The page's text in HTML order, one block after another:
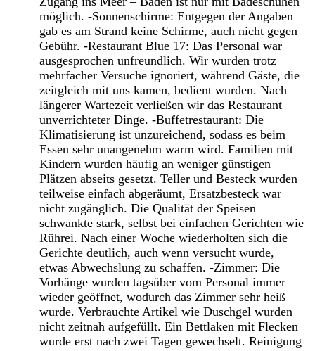
möglich. -Sonnenschirme: Entgegen der Angaben
gab es am Strand keine Schirme, auch nicht gegen
Gebühr. -Restaurant Blue 17: Das Personal war
ausgesprochen unfreundlich. Wir wurden trotz
mehrfacher Versuche ignoriert, während Gäste, die
zeitgleich mit uns kamen, bedient wurden. Nach
längerer Wartezeit verließen wir das Restaurant
unverrichteter Dinge. -Buffetrestaurant: Die
Klimatisierung ist unzureichend, sodass es beim
Essen sehr unangenehm warm wird. Familien mit
Kindern wurden häufig an weniger günstigen
Plätzen abseits gesetzt. Teller und Besteck wurden
teilweise einfach abgeräumt, Ersatzbesteck war
nicht zugänglich. Die Qualität der Speisen
schwankte stark, selbst bei einfachen Gerichten wie
Rührei. Nach einer Woche wiederholten sich die
Gerichte deutlich, auch wenn versucht wurde,
etwas Abwechslung zu schaffen. -Zimmer: Die
Vorhänge wurden tagsüber vom Personal immer
wieder geöffnet, wodurch das Zimmer sehr heiß
wurde. Verbrauchte Artikel wie Duschgel wurden
nicht zeitnah aufgefüllt. Ein Bettlaken mit Flecken
wurde erst nach zwei Tagen gewechselt. Reinigung